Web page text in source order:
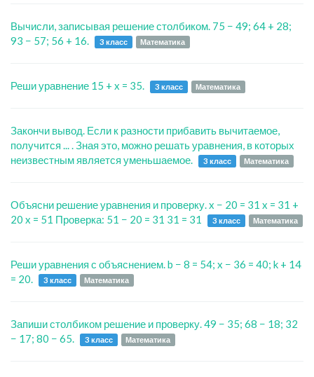
Вычисли, записывая решение столбиком. 75 − 49; 64 + 28;
93 − 57; 56 + 16.
3 класс Математика
Реши уравнение 15 + x = 35. 3 класс Математика
Закончи вывод. Если к разности прибавить вычитаемое,
получится ... . Зная это, можно решать уравнения, в которых
неизвестным является уменьшаемое.
3 класс Математика
Объясни решение уравнения и проверку. x − 20 = 31 x = 31 +
20 x = 51 Проверка: 51 − 20 = 31 31 = 31
3 класс Математика
Реши уравнения с объяснением. b − 8 = 54; x − 36 = 40; k + 14
= 20.
3 класс Математика
Запиши столбиком решение и проверку. 49 − 35; 68 − 18; 32
− 17; 80 − 65.
3 класс Математика